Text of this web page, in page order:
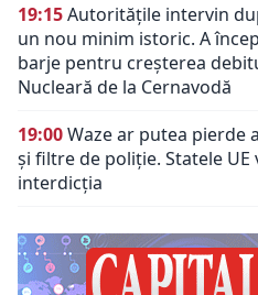
19:15Autoritățile intervin
un nou minim istoric. A
barje pentru creșterea
Nucleară de la Cernavodă
19:00Waze ar putea pierde
și filtre de poliție. Statele
interdicția